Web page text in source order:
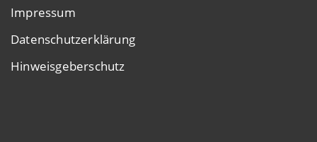
Impressum
Datenschutzerklärung
Hinweisgeberschutz